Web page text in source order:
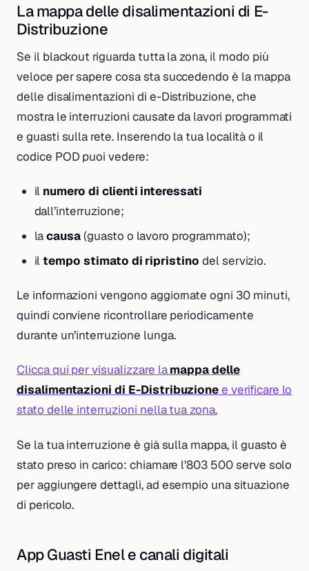
La mappa delle disalimentazioni di E-
Distribuzione
Se il blackout riguarda tutta la zona, il modo più
veloce per sapere cosa sta succedendo è la mappa
delle disalimentazioni di e-Distribuzione, che
mostra le interruzioni causate da lavori programmati
e guasti sulla rete. Inserendo la tua località o il
codice POD puoi vedere:
il numero di clienti interessati
dall’interruzione;
lacausa(guasto o lavoro programmato);
iltempo stimato di ripristino del servizio.
Le informazioni vengono aggiornate ogni 30 minuti,
quindi conviene ricontrollare periodicamente
durante un’interruzione lunga.
Clicca qui per visualizzare lamappa delle
disalimentazioni di E-Distribuzionee verificare lo
stato delle interruzioni nella tua zona.
Se la tua interruzione è già sulla mappa, il guasto è
stato preso in carico: chiamare l’803 500 serve solo
per aggiungere dettagli, ad esempio una situazione
di pericolo.
App Guasti Enel e canali digitali